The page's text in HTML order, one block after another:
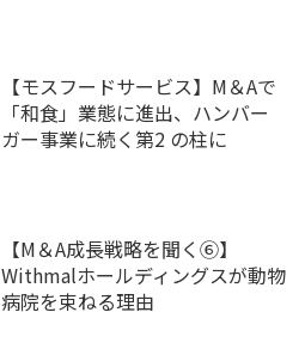
【モスフードサービス】M＆Aで
「和食」業態に進出、ハンバー
ガー事業に続く第2 の柱に
【M＆A 成長戦略を聞く⑥】
Withmalホールディングスが動物
病院を束ねる理由